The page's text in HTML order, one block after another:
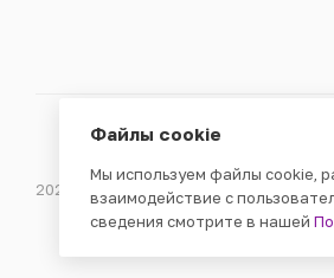
2026 © ООО «ВЕНДГАМ» © 2000-2025
Файлы cookie
Мы используем файлы cookie,
взаимодействие с
сведения смотрите в нашей